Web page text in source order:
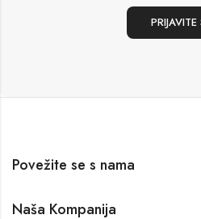
Povežite se s nama
Naša Kompanija